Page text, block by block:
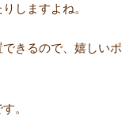
しますよね。
きるので、嬉しいポ
。